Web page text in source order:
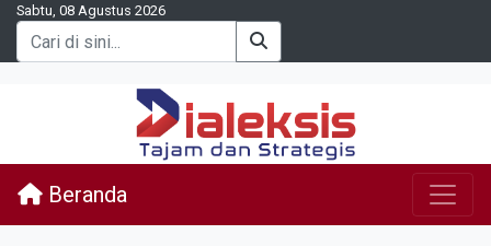
Sabtu, 08 Agustus 2026
Beranda